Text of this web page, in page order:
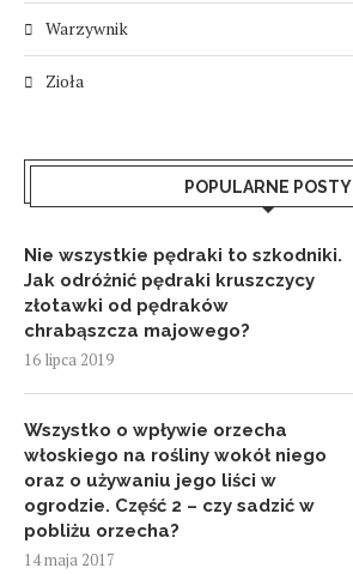
Warzywnik
Zioła
POPULARNE POSTY
Nie wszystkie pędraki to szkodniki.
Jak odróżnić pędraki kruszczycy
złotawki od pędraków
chrabąszcza majowego?
16 lipca 2019
Wszystko o wpływie orzecha
włoskiego na rośliny wokół niego
oraz o używaniu jego liści w
ogrodzie. Część 2 – czy sadzić w
pobliżu orzecha?
14 maja 2017